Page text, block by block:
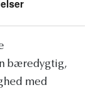
bæredygtig,
med